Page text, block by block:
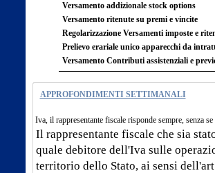
Versamento addizionale stock options
Versamento ritenute su premi e vincite
Regolarizzazione Versamenti imposte e
Prelievo erariale unico apparecchi da
Versamento Contributi assistenziali e
APPROFONDIMENTI SETTIMANALI
Iva, il rappresentante fiscale risponde sempre, senza se
Il rappresentante fiscale che sia
quale debitore dell'Iva sulle
territorio dello Stato, ai sensi